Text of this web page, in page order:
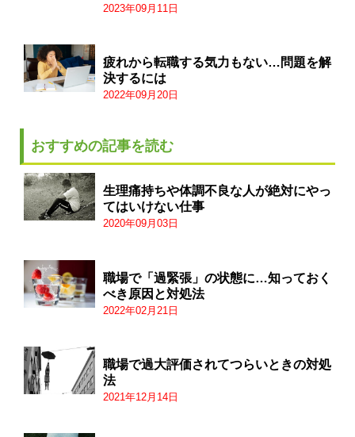
2023年09月11日
疲れから転職する気力もない…問題を解
決するには
2022年09月20日
おすすめの記事を読む
生理痛持ちや体調不良な人が絶対にやっ
てはいけない仕事
2020年09月03日
職場で「過緊張」の状態に…知っておく
べき原因と対処法
2022年02月21日
職場で過大評価されてつらいときの対処
法
2021年12月14日